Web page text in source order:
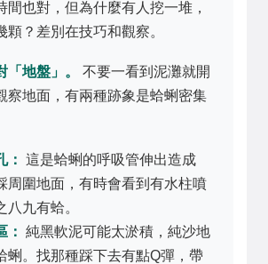
間也對，但為什麼有人挖一堆，
顆？差別在技巧和觀察。
「地盤」。
不要一看到泥灘就開
察地面，有兩種跡象是蛤蜊密集
： 這是蛤蜊的呼吸管伸出造成
周圍地面，有時會看到有水柱噴
八九有蛤。
： 純黑軟泥可能太淤積，純沙地
蜊。找那種踩下去有點Q彈，帶